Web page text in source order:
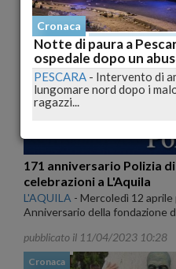
Cronaca
171 anniversario Polizia
celebrazioni a L'Aquila
L'AQUILA - Mercoledì 12 aprile
Anniversario della fondazione
pubblicato il 11/04/2023 10:28
Cronaca
Cronaca
Notte di paura a
ospedale dopo un
PESCARA - Intervento di
lungomare nord dopo i
ragazzi...